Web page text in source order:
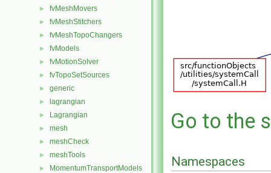
► fvMeshMovers
► fvMeshStitchers
► fvMeshTopoChangers
► fvModels
► fvMotionSolver
► fvTopoSetSources
► generic
► lagrangian
► Lagrangian
► mesh
► meshCheck
► meshTools
► MomentumTransportModels
Go to the
Namespaces